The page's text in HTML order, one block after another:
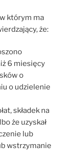
którym ma
że:
6 miesięcy
o
o udzielenie
składek na
że uzyskał
lub
wstrzymanie